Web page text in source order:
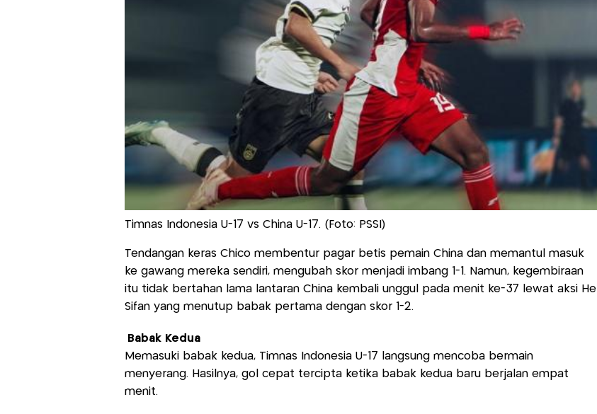
Timnas Indonesia U-17 vs China U-17. (Foto: PSSI)
Tendangan keras Chico membentur pagar betis pemain China dan memantul masuk
ke gawang mereka sendiri, mengubah skor menjadi imbang 1-1. Namun, kegembiraan
itu tidak bertahan lama lantaran China kembali unggul pada menit ke-37 lewat aksi He
Sifan yang menutup babak pertama dengan skor 1-2.
Babak Kedua
Memasuki babak kedua, Timnas Indonesia U-17 langsung mencoba bermain
menyerang. Hasilnya, gol cepat tercipta ketika babak kedua baru berjalan empat
menit.